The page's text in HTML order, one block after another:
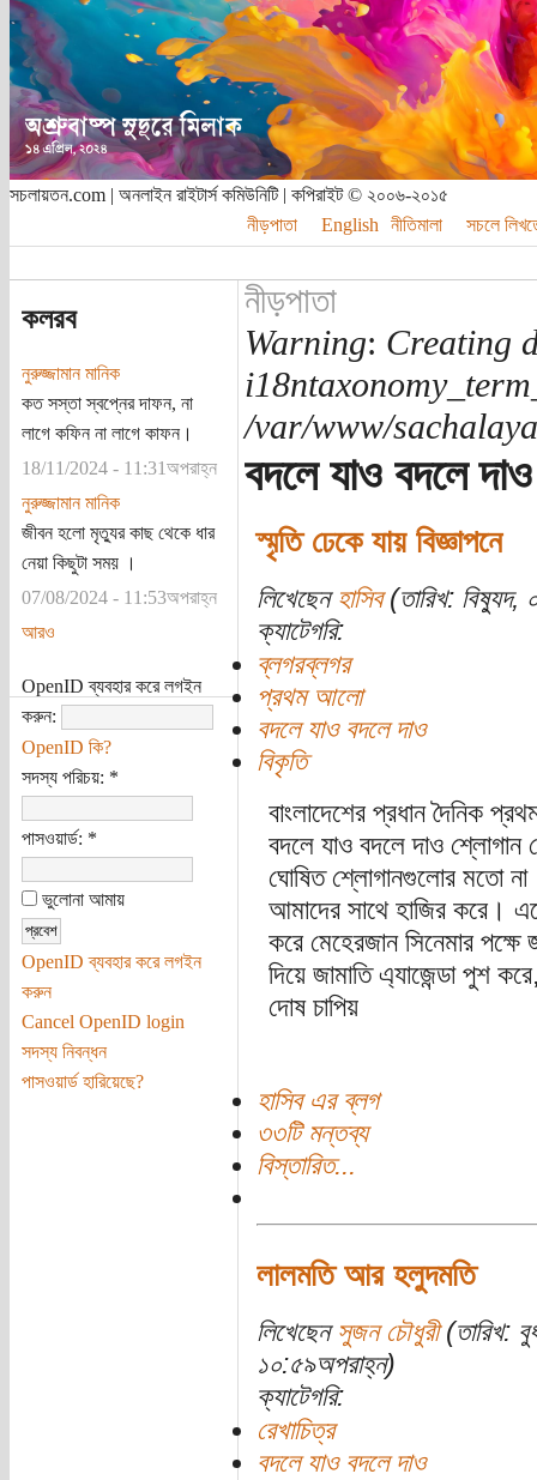
সচলায়তন.com | অনলাইন রাইটার্স কমিউনিটি | কপিরাইট © ২০০৬-২০১৫
নীড়পাতা
English নীতিমালা সচলে
কলরব
নুরুজ্জামান মানিক
কত সস্তা স্বপ্নের দাফন, না
লাগে কফিন না লাগে কাফন।
18/11/2024 - 11:31অপরাহ্ন
নুরুজ্জামান মানিক
জীবন হলো মৃত্যুর কাছ থেকে ধার
নেয়া কিছুটা সময় ।
07/08/2024 - 11:53অপরাহ্ন
আরও
OpenID ব্যবহার করে লগইন
করুন:
OpenID কি?
সদস্য পরিচয়: *
পাসওয়ার্ড: *
ভুলোনা আমায়
OpenID ব্যবহার করে লগইন
করুন
Cancel OpenID login
সদস্য নিবন্ধন
পাসওয়ার্ড হারিয়েছে?
নীড়পাতা
Warning: Creating
/var/www/
বদলে যাও বদলে দাও
স্মৃতি ঢেকে যায় বিজ্ঞাপনে
লিখেছেন হাসিব(তারিখ: বিষ্যুদ,
ক্যাটেগরি:
ব্লগরব্লগর
প্রথম আলো
বদলে যাও বদলে দাও
বিকৃতি
বাংলাদেশের প্রধান দৈনিক
বদলে যাও বদলে দাও শ্লোগান
ঘোষিত শ্লোগানগুলোর মতো
আমাদের সাথে হাজির করে।
করে মেহেরজান সিনেমার
দিয়ে জামাতি এ্যাজেন্ডা পুশ
দোষ চাপিয়
হাসিব এর ব্লগ
৩৩টি মন্তব্য
বিস্তারিত...
লালমতি আর হলুদমতি
লিখেছেন সুজন চৌধুরী(তারিখ:
১০:৫৯অপরাহ্ন)
ক্যাটেগরি:
রেখাচিত্র
বদলে যাও বদলে দাও